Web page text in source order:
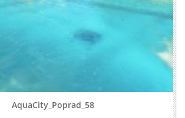
AquaCity_Poprad_58